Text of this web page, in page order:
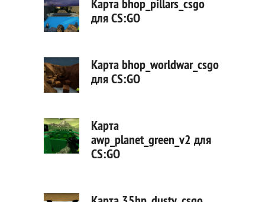
Карта bhop_pillars_csgo
для CS:GO
Карта bhop_worldwar_csgo
для CS:GO
Карта
awp_planet_green_v2 для
CS:GO